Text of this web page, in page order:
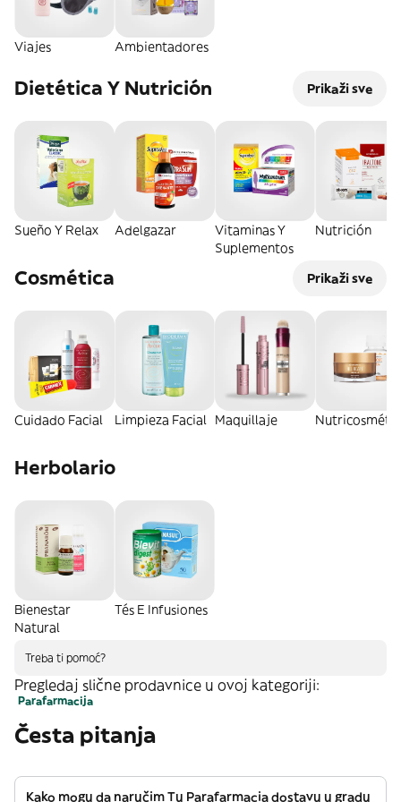
Viajes Ambientadores
Dietética Y Nutrición Prikaži sve
Sueño Y Relax Adelgazar
Vitaminas Y
Suplementos
Nutrición
Cosmética Prikaži sve
Cuidado Facial Limpieza Facial Maquillaje
Herbolario
Bienestar
Natural
Tés E Infusiones
Treba ti pomoć?
Pregledaj slične prodavnice u ovoj kategoriji:
Parafarmacija
Česta pitanja
Kako mogu da naručim Tu Parafarmacia dostavu u gradu